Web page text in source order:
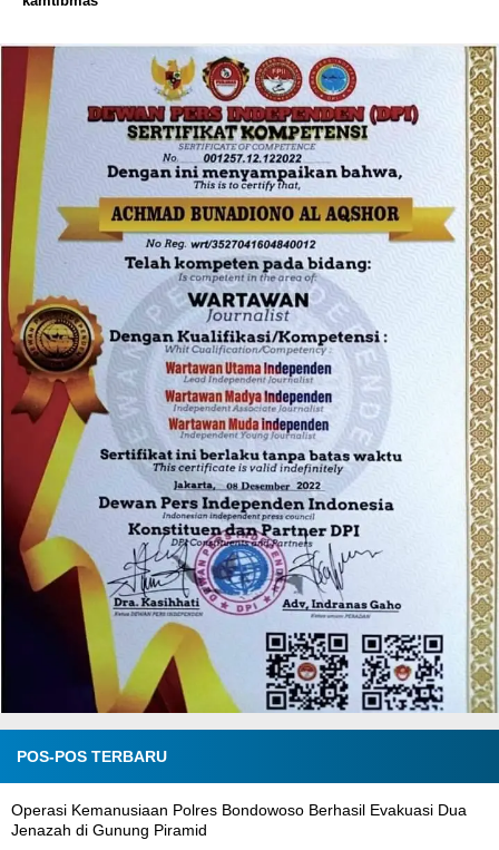
POS-POS TERBARU
Operasi Kemanusiaan Polres Bondowoso Berhasil Evakuasi Dua
Jenazah di Gunung Piramid